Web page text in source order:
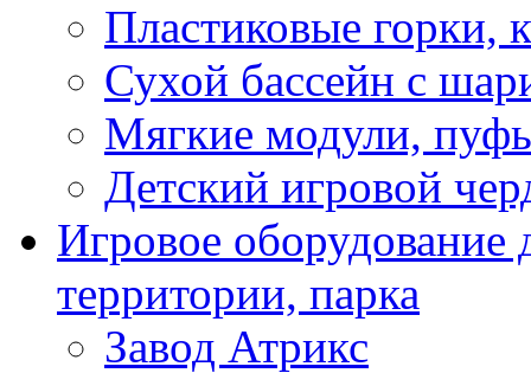
Пластиковые горки,
Сухой бассейн с
Мягкие модули,
Детский игровой
Игровое оборудование
территории, парка
Завод Атрикс